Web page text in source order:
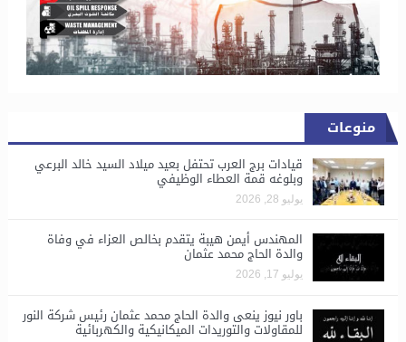
منوعات
قيادات برج العرب تحتفل بعيد ميلاد السيد خالد البرعي
وبلوغه قمة العطاء الوظيفي
يوليو 28, 2026
المهندس أيمن هيبة يتقدم بخالص العزاء في وفاة
والدة الحاج محمد عثمان
يوليو 17, 2026
باور نيوز ينعى والدة الحاج محمد عثمان رئيس شركة النور
للمقاولات والتوريدات الميكانيكية والكهربائية